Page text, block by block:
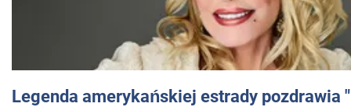
Legenda amerykańskiej estrady pozdrawia